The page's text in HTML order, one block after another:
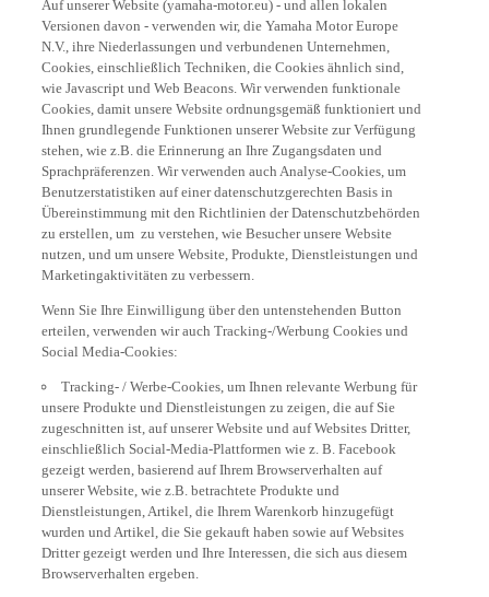
Versionen davon - verwenden wir, die Yamaha Motor Europe
N.V., ihre Niederlassungen und verbundenen Unternehmen,
Cookies, einschließlich Techniken, die Cookies ähnlich sind,
wie Javascript und Web Beacons. Wir verwenden funktionale
Cookies, damit unsere Website ordnungsgemäß funktioniert und
Ihnen grundlegende Funktionen unserer Website zur Verfügung
stehen, wie z.B. die Erinnerung an Ihre Zugangsdaten und
Sprachpräferenzen. Wir verwenden auch Analyse-Cookies, um
Benutzerstatistiken auf einer datenschutzgerechten Basis in
Übereinstimmung mit den Richtlinien der Datenschutzbehörden
zu erstellen, um zu verstehen, wie Besucher unsere Website
nutzen, und um unsere Website, Produkte, Dienstleistungen und
Marketingaktivitäten zu verbessern.
erteilen, verwenden wir auch Tracking-/Werbung Cookies und
Social Media-Cookies:
unsere Produkte und Dienstleistungen zu zeigen, die auf Sie
zugeschnitten ist, auf unserer Website und auf Websites Dritter,
einschließlich Social-Media-Plattformen wie z. B. Facebook
gezeigt werden, basierend auf Ihrem Browserverhalten auf
unserer Website, wie z.B. betrachtete Produkte und
Dienstleistungen, Artikel, die Ihrem Warenkorb hinzugefügt
wurden und Artikel, die Sie gekauft haben sowie auf Websites
Dritter gezeigt werden und Ihre Interessen, die sich aus diesem
Browserverhalten ergeben.